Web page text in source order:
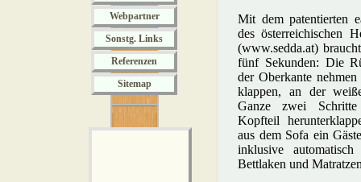
Webpartner
Sonstg. Links
Referenzen
Sitemap
Mit dem patentierten
des österreichischen
(www.sedda.at)
fünf Sekunden: Die
der Oberkante
klappen, an der
Ganze zwei Schritte
Kopfteil
aus dem Sofa ein
inklusive automatisch
Bettlaken und